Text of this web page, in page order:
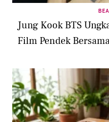
Jung Kook BTS
Film Pendek